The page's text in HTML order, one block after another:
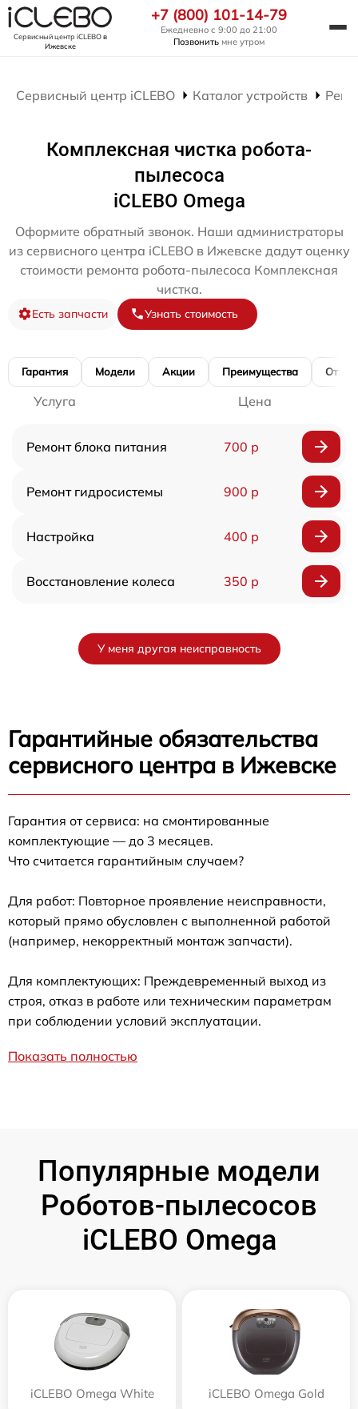
Сервисный центр iCLEBOв
Ижевске
+7 (800) 101-14-79
Ежедневно с 9:00 до 21:00
Позвонить мне утром
Сервисный центр iCLEBO Каталог устройств
Комплексная чистка робота-
пылесоса
iCLEBO Omega
Оформите обратный звонок. Наши администраторы
из сервисного центра iCLEBO в Ижевске дадут оценку
стоимости ремонта робота-пылесоса Комплексная
чистка.
Есть запчасти Узнать стоимость
Гарантия Модели Акции Преимущества
Услуга Цена
Ремонт блока питания 700 р
Ремонт гидросистемы 900 р
Настройка 400 р
Восстановление колеса 350 р
У меня другая неисправность
Гарантийные обязательства
сервисного центра в Ижевске
Гарантия от сервиса: на смонтированные
комплектующие — до 3 месяцев.
Что считается гарантийным случаем?
Для работ: Повторное проявление неисправности,
который прямо обусловлен с выполненной работой
(например, некорректный монтаж запчасти).
Для комплектующих: Преждевременный выход из
строя, отказ в работе или техническим параметрам
при соблюдении условий эксплуатации.
Показать полностью
Популярные модели
Роботов-пылесосов
iCLEBO Omega
iCLEBO Omega White iCLEBO Omega Gold